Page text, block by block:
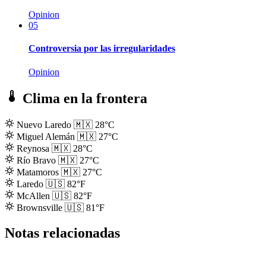
Opinion
05
Controversia por las irregularidades
Opinion
Clima en la frontera
Nuevo Laredo 🇲🇽 28°C
Miguel Alemán 🇲🇽 27°C
Reynosa 🇲🇽 28°C
Río Bravo 🇲🇽 27°C
Matamoros 🇲🇽 27°C
Laredo 🇺🇸 82°F
McAllen 🇺🇸 82°F
Brownsville 🇺🇸 81°F
Notas relacionadas